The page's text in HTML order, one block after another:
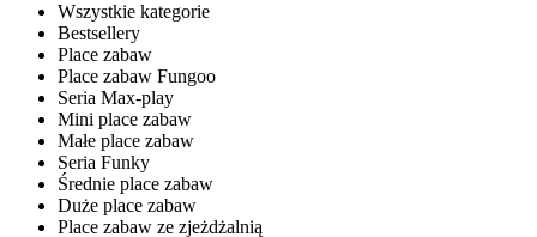
Wszystkie kategorie
Bestsellery
Place zabaw
Place zabaw Fungoo
Seria Max-play
Mini place zabaw
Małe place zabaw
Seria Funky
Średnie place zabaw
Duże place zabaw
Place zabaw ze zjeżdżalnią